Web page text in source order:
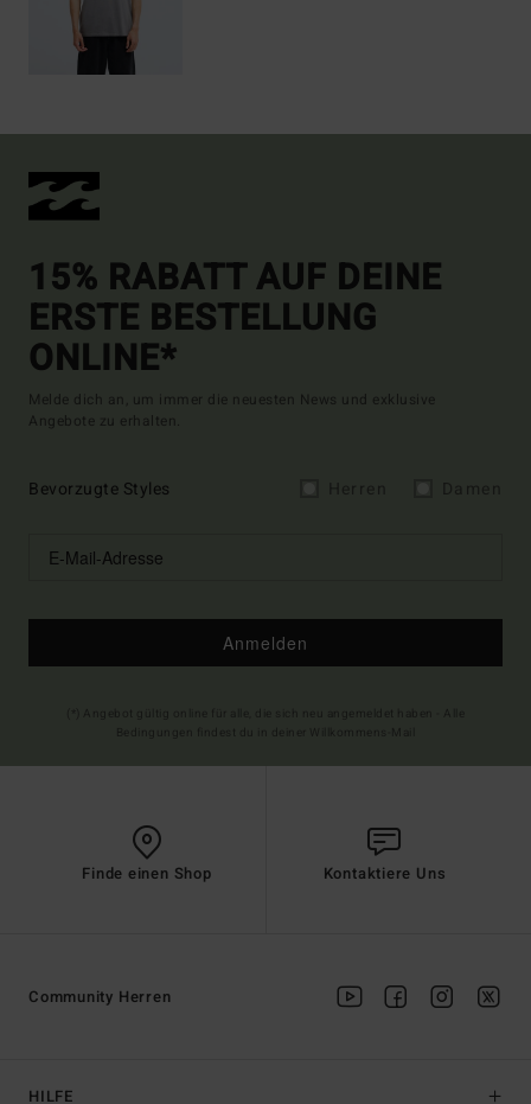
15% RABATT AUF DEINE
ERSTE BESTELLUNG
ONLINE*
Melde dich an, um immer die neuesten News und exklusive
Angebote zu erhalten.
Bevorzugte Styles
Anmelden
Finde einen Shop Kontaktiere Uns
HILFE
Community Herren